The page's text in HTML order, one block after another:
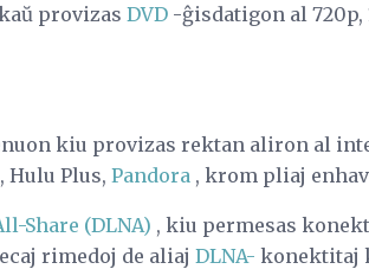
provizas DVD -ĝisdatigon al
kiu provizas rektan aliron al
, Hulu Plus, Pandora , krom pliaj
Share (DLNA) , kiu permesas
rimedoj de aliaj DLNA- konektitaj